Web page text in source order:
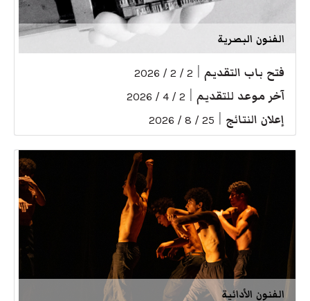
الفنون البصرية
فتح باب التقديم 2 / 2 / 2026
آخر موعد للتقديم 2 / 4 / 2026
إعلان النتائج 25 / 8 / 2026
الفنون الأدائية